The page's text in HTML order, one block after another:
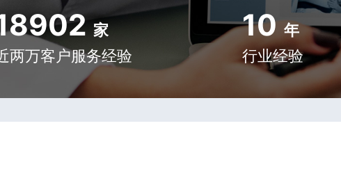
家
两万客户服务经验
10 年
行业经验